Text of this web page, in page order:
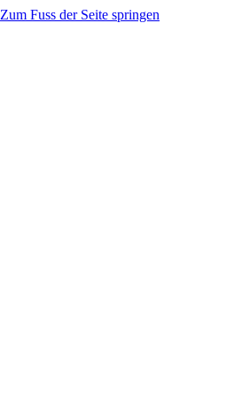
Zum Fuss der Seite springen